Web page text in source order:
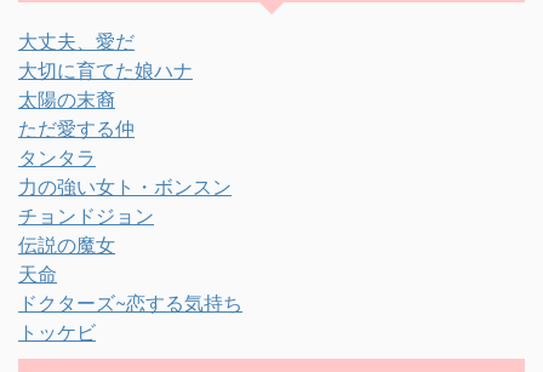
大丈夫、愛だ
大切に育てた娘ハナ
太陽の末裔
ただ愛する仲
タンタラ
力の強い女ト・ボンスン
チョンドジョン
伝説の魔女
天命
ドクターズ~恋する気持ち
トッケビ